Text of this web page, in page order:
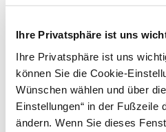
Ihre Privatsphäre ist uns
Ihre Privatsphäre ist uns
können Sie die Cookie-
Wünschen wählen und über
Einstellungen“ in der Fußzeile
ändern. Wenn Sie dieses
Glas Chianti.